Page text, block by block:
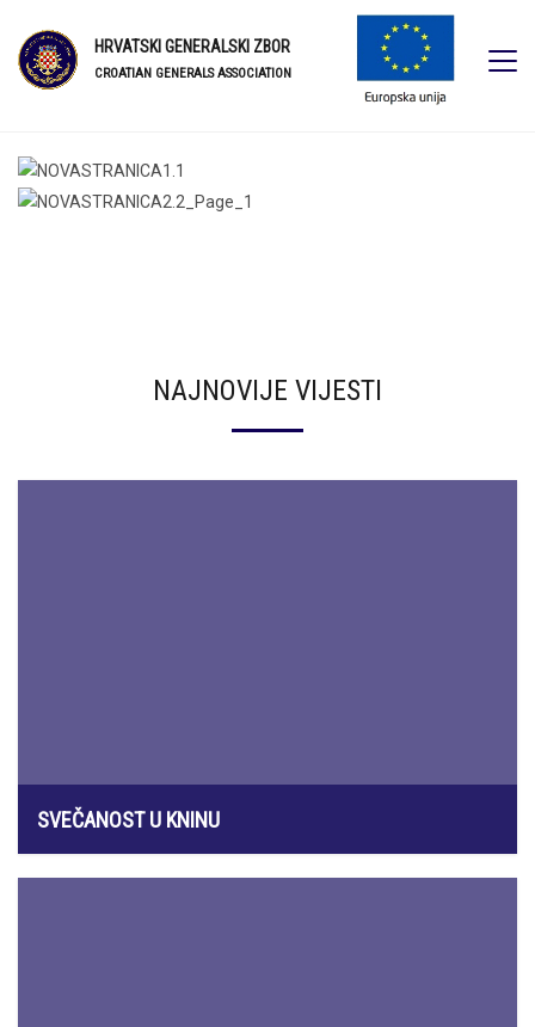
HRVATSKI GENERALSKI ZBOR
CROATIAN GENERALS ASSOCIATION
NAJNOVIJE VIJESTI
SVEČANOST U KNINU
5. kolovoza 2026.